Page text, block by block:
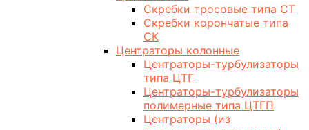
Скребки тросовые типа СТ
Скребки корончатые типа
СК
Центраторы колонные
Центраторы-турбулизаторы
типа ЦТГ
Центраторы-турбулизаторы
полимерные типа ЦТГП
Центраторы (из